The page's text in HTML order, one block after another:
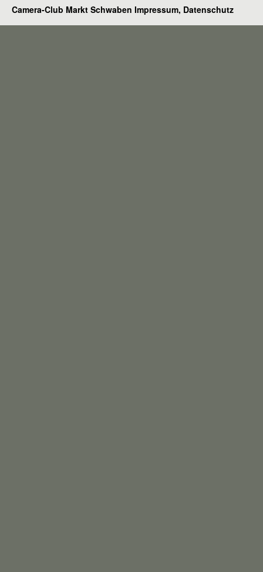
Camera-Club Markt Schwaben Impressum, Datenschutz